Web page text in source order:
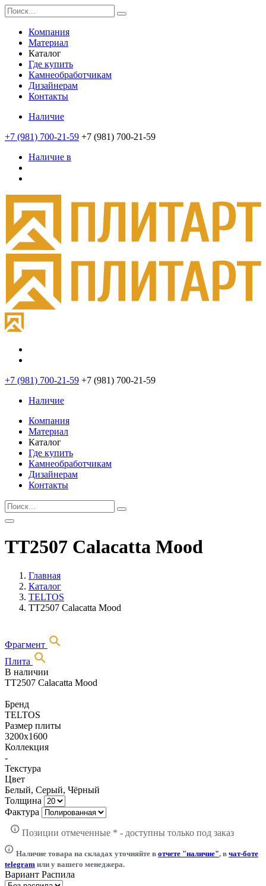
Компания
Материал
Каталог
Где купить
Камнеобработчикам
Дизайнерам
Контакты
Наличие
+7 (981) 700-21-59 +7 (981) 700-21-59
Наличие в
+7 (981) 700-21-59 +7 (981) 700-21-59
Наличие
Компания
Материал
Каталог
Где купить
Камнеобработчикам
Дизайнерам
Контакты
TT2507 Calacatta Mood
Главная
Каталог
TELTOS
TT2507 Calacatta Mood
Фрагмент
Плита
В наличии
TT2507 Calacatta Mood
Бренд
TELTOS
Размер плиты
3200х1600
Коллекция
-
Текстура
Цвет
Белый, Серый, Чёрный
Толщина
Фактура
Позиции отмеченные * - доступны только под заказ
Наличие товара на складах уточняйте в отчете "наличие", в чат-боте
telegram или у вашего менеджера.
Вариант Распила